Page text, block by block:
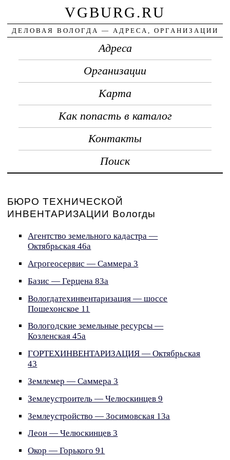
VGBURG.RU
ДЕЛОВАЯ ВОЛОГДА — АДРЕСА, ОРГАНИЗАЦИИ
Адреса
Организации
Карта
Как попасть в каталог
Контакты
Поиск
БЮРО ТЕХНИЧЕСКОЙ
ИНВЕНТАРИЗАЦИИ Вологды
Агентство земельного кадастра —
Октябрьская 46а
Агрогеосервис — Саммера 3
Базис — Герцена 83а
Вологдатехинвентаризация — шоссе
Пошехонское 11
Вологодские земельные ресурсы —
Козленская 45а
ГОРТЕХИНВЕНТАРИЗАЦИЯ — Октябрьская
43
Землемер — Саммера 3
Землеустроитель — Челюскинцев 9
Землеустройство — Зосимовская 13а
Леон — Челюскинцев 3
Окор — Горького 91